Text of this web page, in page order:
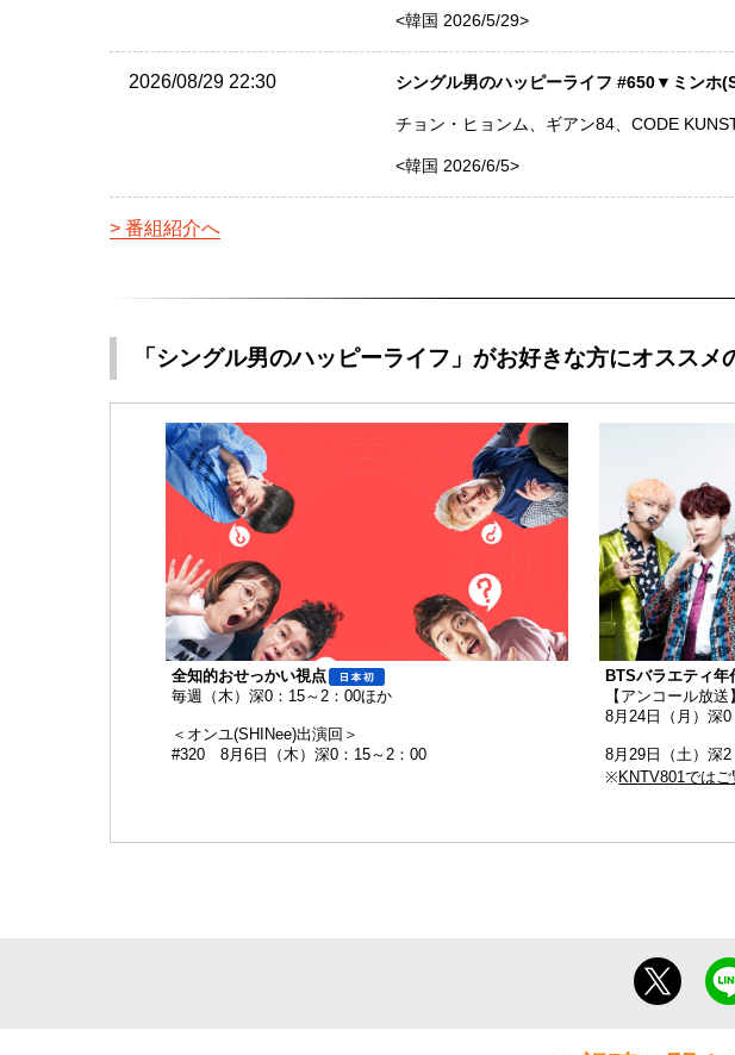
<韓国 2026/5/29>
2026/08/29 22:30 シングル男のハッピーライフ #650▼ミンホ
チョン・ヒョンム、ギアン84、CODE
<韓国 2026/6/5>
番組紹介へ
「シングル男のハッピーライフ」がお好きな方にオススメ
全知的おせっかい視点
毎週（木）深0：15～2：00ほか
＜オンユ(SHINee)出演回＞
#320 8月6日（木）深0：15～2：00
BTSバラエティ年
【アンコール放送】
8月24日（月）深
8月29日（土）深
※ KNTV801では